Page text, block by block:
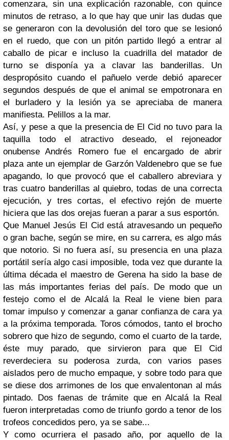
comenzara, sin una explicación razonable, con quince
minutos de retraso, a lo que hay que unir las dudas que
se generaron con la devolusión del toro que se lesionó
en el ruedo, que con un pitón partido llegó a entrar al
caballo de picar e incluso la cuadrilla del matador de
turno se disponía ya a clavar las banderillas. Un
despropósito cuando el pañuelo verde debió aparecer
segundos después de que el animal se empotronara en
el burladero y la lesión ya se apreciaba de manera
manifiesta. Pelillos a la mar.
Así, y pese a que la presencia de El Cid no tuvo para la
taquilla todo el atractivo deseado, el rejoneador
onubense Andrés Romero fue el encargado de abrir
plaza ante un ejemplar de Garzón Valdenebro que se fue
apagando, lo que provocó que el caballero abreviara y
tras cuatro banderillas al quiebro, todas de una correcta
ejecución, y tres cortas, el efectivo rejón de muerte
hiciera que las dos orejas fueran a parar a sus esportón.
Que Manuel Jesús El Cid está atravesando un pequeño
o gran bache, según se mire, en su carrera, es algo más
que notorio. Si no fuera así, su presencia en una plaza
portátil sería algo casi imposible, toda vez que durante la
última década el maestro de Gerena ha sido la base de
las más importantes ferias del país. De modo que un
festejo como el de Alcalá la Real le viene bien para
tomar impulso y comenzar a ganar confianza de cara ya
a la próxima temporada. Toros cómodos, tanto el brocho
sobrero que hizo de segundo, como el cuarto de la tarde,
éste muy parado, que sirvieron para que El Cid
reverdeciera su poderosa zurda, con varios pases
aislados pero de mucho empaque, y sobre todo para que
se diese dos arrimones de los que envalentonan al más
pintado. Dos faenas de trámite que en Alcalá la Real
fueron interpretadas como de triunfo gordo a tenor de los
trofeos concedidos pero, ya se sabe...
Y como ocurriera el pasado año, por aquello de la